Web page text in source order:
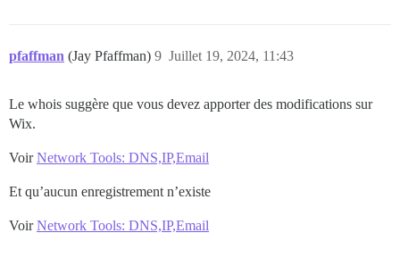
pfaffman (Jay Pfaffman) Juillet 19, 2024, 11:43
9
Le whois suggère que vous devez apporter des modifications sur
Wix.
VoirNetwork Tools: DNS,IP,Email
Et qu’aucun enregistrement n’existe
VoirNetwork Tools: DNS,IP,Email